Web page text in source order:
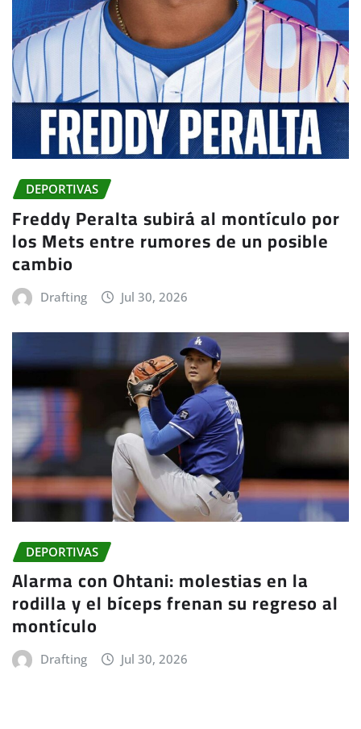
DEPORTIVAS
Freddy Peralta subirá al montículo por
los Mets entre rumores de un posible
cambio
Drafting Jul 30, 2026
DEPORTIVAS
Alarma con Ohtani: molestias en la
rodilla y el bíceps frenan su regreso al
montículo
Drafting Jul 30, 2026